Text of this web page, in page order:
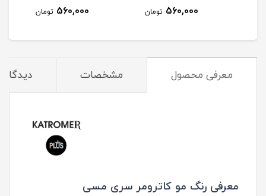
560,000 تومان 560,000 تومان
معرفی محصول مشخصات
معرفی رنگ مو کاترومر سری مسی